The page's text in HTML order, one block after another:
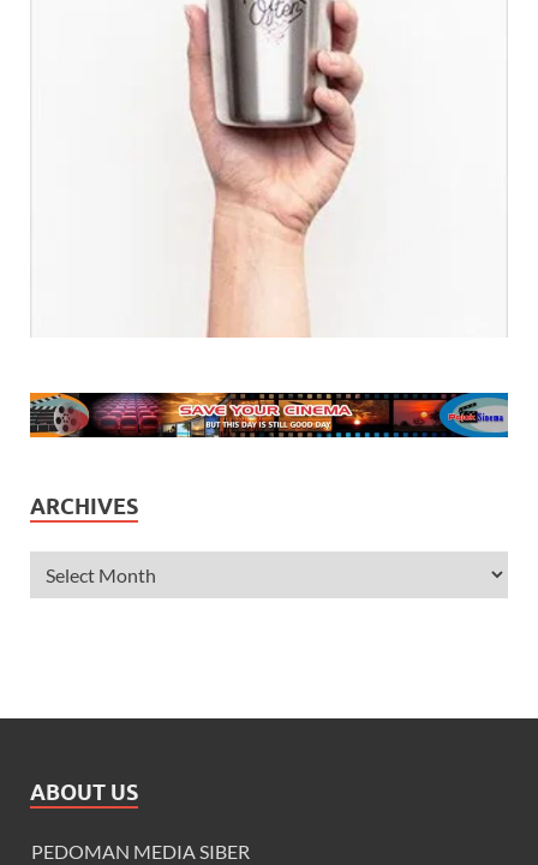
ARCHIVES
ABOUT US
PEDOMAN MEDIA SIBER